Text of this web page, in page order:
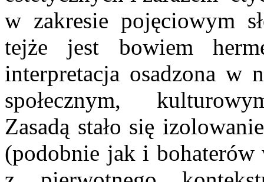
w zakresie pojęciowym
tejże jest bowiem
interpretacja osadzona w
społecznym,
Zasadą stało się
(podobnie jak i